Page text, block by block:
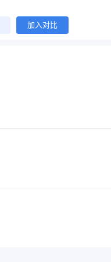
加入对比